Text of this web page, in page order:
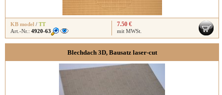
KB model / TT
Art.-Nr.: 4920-63
7.50 €
mit MWSt.
Blechdach 3D, Bausatz laser-cut